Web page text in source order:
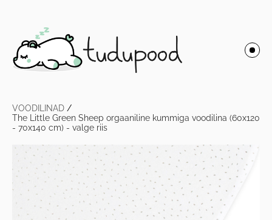
VOODILINAD /
The Little Green Sheep orgaaniline kummiga voodilina (60x120
- 70x140 cm) - valge riis